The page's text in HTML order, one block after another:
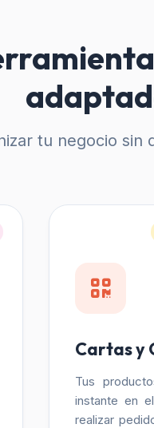
tu negocio sin
Cartas y
Tus
instante en
realizar